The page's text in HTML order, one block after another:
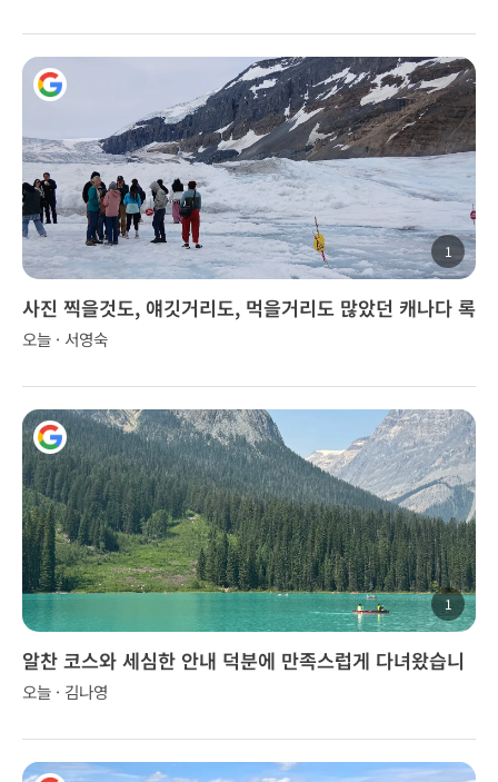
1
사진 찍을것도, 얘깃거리도, 먹을거리도 많았던 캐나다 록
키 투어..
오늘 · 서영숙
1
알찬 코스와 세심한 안내 덕분에 만족스럽게 다녀왔습니
다.
오늘 · 김나영